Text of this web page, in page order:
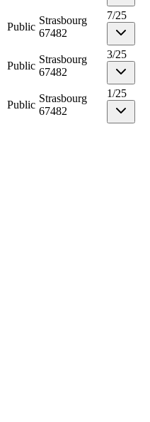
Public
Strasbourg
67482
7/25
Public
Strasbourg
67482
3/25
Public
Strasbourg
67482
1/25